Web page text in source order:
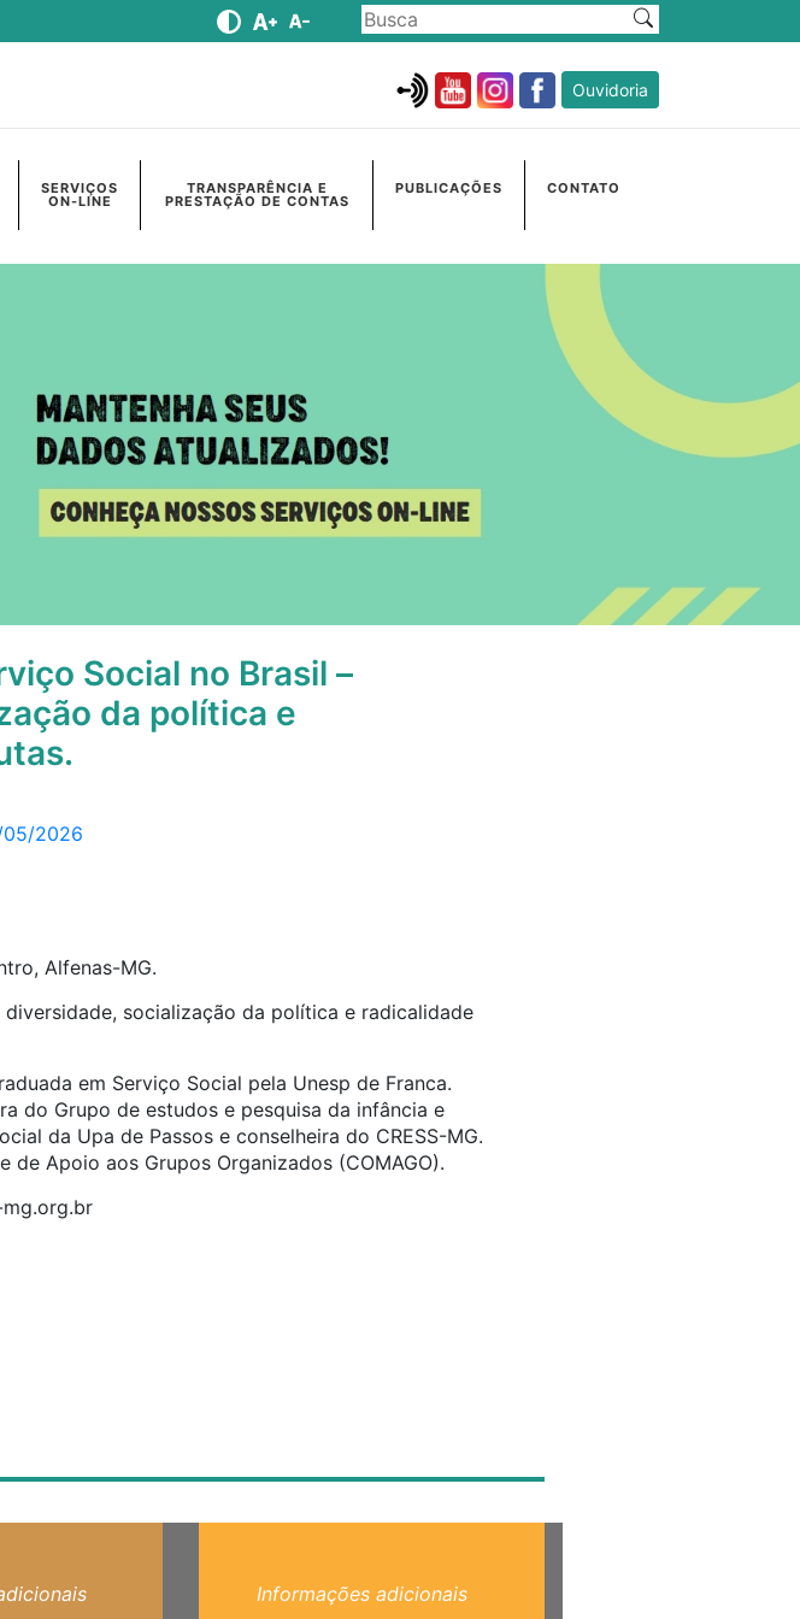
Ouvidoria
SERVIÇOS
ON-LINE
TRANSPARÊNCIA E
PRESTAÇÃO DE CONTAS
PUBLICAÇÕES CONTATO
Social no Brasil –
da política e
2026
Alfenas-MG.
socialização da política e radicalidade
em Serviço Social pela Unesp de Franca.
do Grupo de estudos e pesquisa da infância e
da Upa de Passos e conselheira do CRESS-MG.
de Apoio aos Grupos Organizados (COMAGO).
mg.org.br
Informações adicionais